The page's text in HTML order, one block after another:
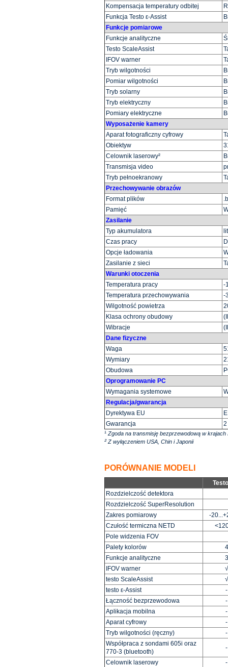
Kompensacja temperatury odbitej
Funkcja Testo ε-Assist
Funkcje pomiarowe
Funkcje analityczne
Testo ScaleAssist
IFOV warner
Tryb wilgotności
Pomiar wilgotności
Tryb solarny
Tryb elektryczny
Pomiary elektryczne
Wyposażenie kamery
Aparat fotograficzny cyfrowy
Obiektyw
Celownik laserowy²
Transmisja video
Tryb pełnoekranowy
Przechowywanie obrazów
Format plików
Pamięć
Zasilanie
Typ akumulatora
Czas pracy
Opcje ładowania
Zasilanie z sieci
Warunki otoczenia
Temperatura pracy
-
Temperatura przechowywania
-
Wilgotność powietrza
Klasa ochrony obudowy
Wibracje
Dane fizyczne
Waga
Wymiary
Obudowa
Oprogramowanie PC
Wymagania systemowe
Regulacja/gwarancja
Dyrektywa EU
Gwarancja
2
¹Zgoda na transmisję bezprzewodową w krajach
² Z wyłączeniem USA, Chin i Japonii
PORÓWNANIE MODELI
Rozdzielczość detektora
Rozdzielczość SuperResolution
Zakres pomiarowy
-
Czułość termiczna NETD
Pole widzenia FOV
Palety kolorów
4
Funkcje analityczne
3
IFOV warner
√
testo ScaleAssist
√
testo ε-Assist
-
Łączność bezprzewodowa
-
Aplikacja mobilna
-
Aparat cyfrowy
-
Tryb wilgotności (ręczny)
-
Współpraca z sondami 605i oraz
770-3 (bluetooth)
-
Celownik laserowy -